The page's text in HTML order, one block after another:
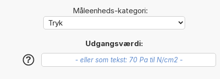
Måleenheds-kategori:
Udgangsværdi:
?